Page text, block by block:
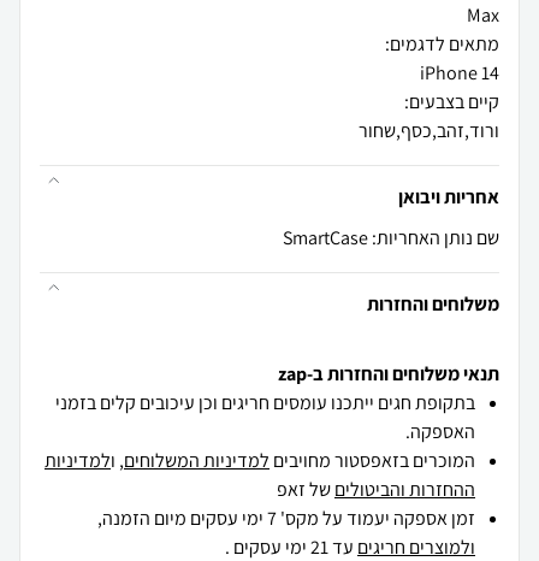
ורוד,זהב,כסף,שחור
אחריות ויבואן
שם נותן האחריות: SmartCase
משלוחים והחזרות
תנאי משלוחים והחזרות ב-zap
בתקופת חגים ייתכנו עומסים חריגים וכן עיכובים קלים בזמני
האספקה.
המוכרים בזאפסטור מחויבים למדיניות המשלוחים, ולמדיניות
ההחזרות והביטוליםשל זאפ
זמן אספקה יעמוד על מקס' 7 ימי עסקים מיום הזמנה,
ולמוצרים חריגים עד 21 ימי עסקים .